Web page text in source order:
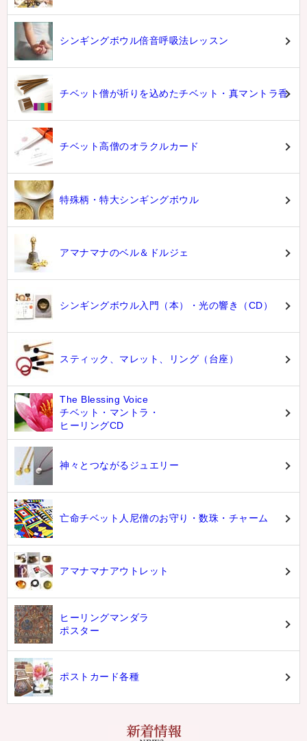
シンギングボウル倍音呼吸法レッスン
チベット僧が祈りを込めたチベット・真マントラ香
チベット高僧のオラクルカード
特殊柄・特大シンギングボウル
アマナマナのベル＆ドルジェ
シンギングボウル入門（本）・光の響き（CD）
スティック、マレット、リング（台座）
The Blessing Voice
チベット・マントラ・
ヒーリングCD
神々とつながるジュエリー
亡命チベット人尼僧のお守り・数珠・チャーム
アマナマナアウトレット
ヒーリングマンダラ
ポスター
ポストカード各種